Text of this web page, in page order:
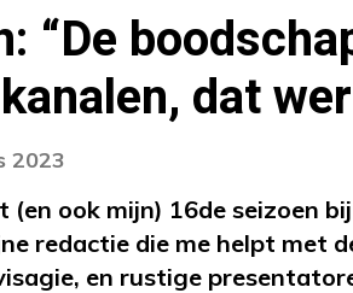
“De
dat
2023
ook mijn) 16de seizoen bij
redactie die me helpt met
en rustige